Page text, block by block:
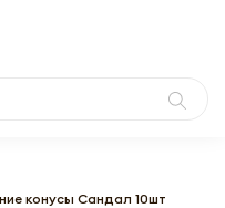
конусы Сандал 10шт